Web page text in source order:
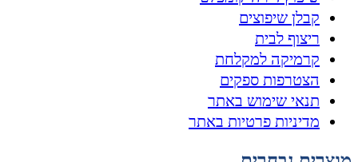
קבלן שיפוצים
ריצוף לבית
קרמיקה למקלחת
הצטרפות ספקים
תנאי שימוש באתר
מדיניות פרטיות באתר